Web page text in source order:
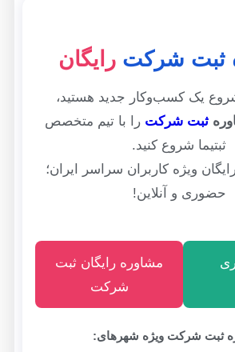
ثبت شرکترایگان
یک کسب‌وکار جدید هستید،
ثبت شرکت را با تیم متخصص
ثبتیما شروع کنید.
ویژه کاربران سراسر ایران؛
حضوری و آنلاین!
مشاوره رایگان ثبت
شرکت
ثبت شرکت ویژه شهرهای: